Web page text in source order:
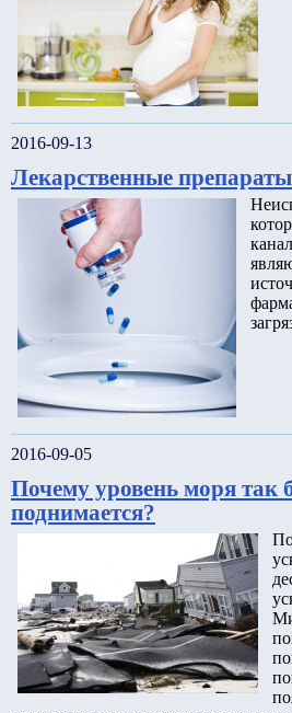
2016-09-13
Лекарственные препараты
2016-09-05
Почему уровень моря так
поднимается?